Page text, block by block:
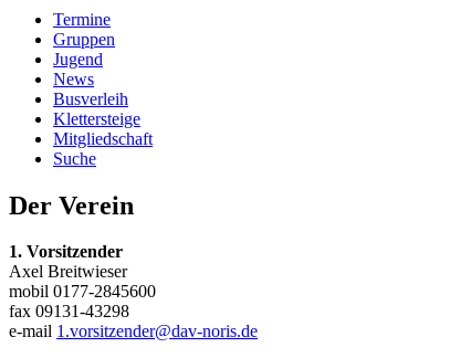
Termine
Gruppen
Jugend
News
Busverleih
Klettersteige
Mitgliedschaft
Suche
Der Verein
1. Vorsitzender
Axel Breitwieser
mobil 0177-2845600
fax 09131-43298
e-mail 1.vorsitzender@dav-noris.de